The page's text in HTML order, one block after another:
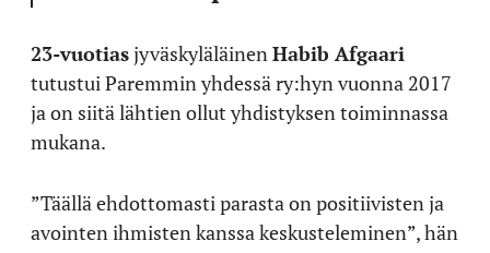
23-vuotiasjyväskyläläinenHabib Afgaari
tutustui Paremmin yhdessä ry:hyn vuonna 2017
ja on siitä lähtien ollut yhdistyksen toiminnassa
mukana.
”Täällä ehdottomasti parasta on positiivisten ja
avointen ihmisten kanssa keskusteleminen”, hän